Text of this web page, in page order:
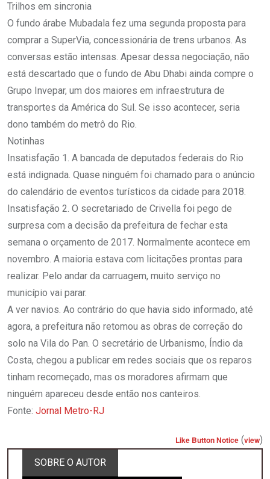
Trilhos em sincronia
O fundo árabe Mubadala fez uma segunda proposta para
comprar a SuperVia, concessionária de trens urbanos. As
conversas estão intensas. Apesar dessa negociação, não
está descartado que o fundo de Abu Dhabi ainda compre o
Grupo Invepar, um dos maiores em infraestrutura de
transportes da América do Sul. Se isso acontecer, seria
dono também do metrô do Rio.
Notinhas
Insatisfação 1. A bancada de deputados federais do Rio
está indignada. Quase ninguém foi chamado para o anúncio
do calendário de eventos turísticos da cidade para 2018.
Insatisfação 2. O secretariado de Crivella foi pego de
surpresa com a decisão da prefeitura de fechar esta
semana o orçamento de 2017. Normalmente acontece em
novembro. A maioria estava com licitações prontas para
realizar. Pelo andar da carruagem, muito serviço no
município vai parar.
A ver navios. Ao contrário do que havia sido informado, até
agora, a prefeitura não retomou as obras de correção do
solo na Vila do Pan. O secretário de Urbanismo, Índio da
Costa, chegou a publicar em redes sociais que os reparos
tinham recomeçado, mas os moradores afirmam que
ninguém apareceu desde então nos canteiros.
Fonte: Jornal Metro-RJ
Like Button Notice (view)
SOBRE O AUTOR